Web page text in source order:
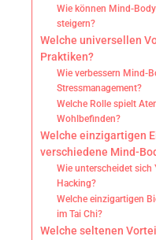
Wie können Mind-
steigern?
Welche universellen
Praktiken?
Wie verbessern Mind-
Stressmanagement?
Welche Rolle spielt
Wohlbefinden?
Welche einzigartigen
verschiedene Mind-
Wie unterscheidet
Hacking?
Welche einzigartigen
im Tai Chi?
Welche seltenen